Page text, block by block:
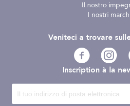
Il nostro
I nostri
Inscription à la
Veniteci a trovare